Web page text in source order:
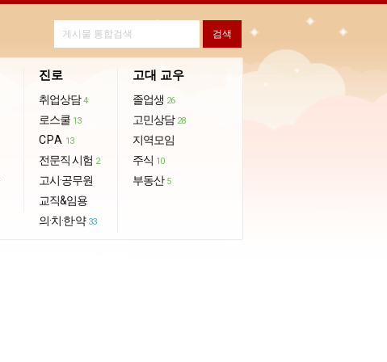
진로
취업상담 4
로스쿨 13
CPA 13
전문직 시험 2
고시·공무원
교직&임용
의·치·한·약 33
고대 교우
졸업생 26
고민상담 28
지역모임
주식 10
부동산 5